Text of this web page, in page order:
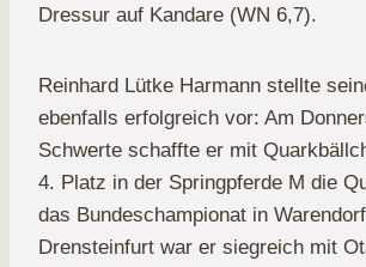
Dressur auf Kandare (WN 6,7).
Reinhard Lütke Harmann stellte
ebenfalls erfolgreich vor: Am
Schwerte schaffte er mit
4. Platz in der Springpferde M die
das Bundeschampionat in
Drensteinfurt war er siegreich mit